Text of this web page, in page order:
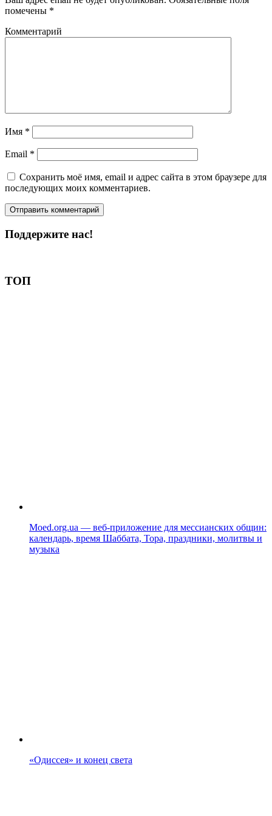
помечены *
Комментарий
Имя *
Email *
Сохранить моё имя, email и адрес сайта в этом браузере для
последующих моих комментариев.
Поддержите нас!
ТОП
Moed.org.ua — веб-приложение для мессианских общин:
календарь, время Шаббата, Тора, праздники, молитвы и
музыка
«Одиссея» и конец света